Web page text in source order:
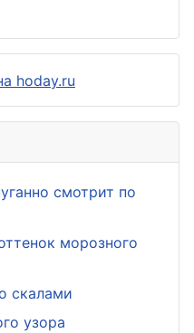
смотрит по
морозного
скалами
узора